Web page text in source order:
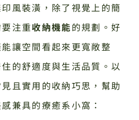
風裝潢，除了視覺上的簡
注重收納機能的規劃。好
讓空間看起來更寬敞整
的舒適度與生活品質。以
且實用的收納巧思，幫助
兼具的療癒系小窩：